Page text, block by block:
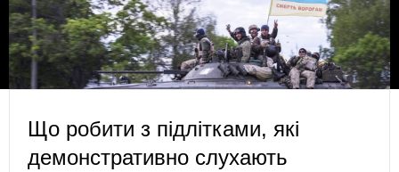
Що робити з підлітками, які
демонстративно слухають